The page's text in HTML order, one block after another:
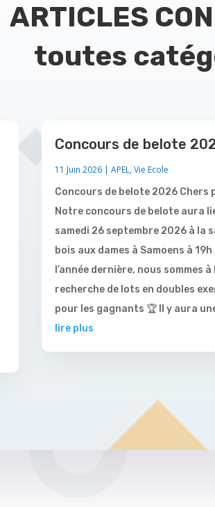
ARTICLES
toutes
Concours de belote
11 Juin 2026| APEL,Vie Ecole
Concours de belote 2026 Chers
Notre concours de belote aura
samedi 26 septembre 2026 à la
bois aux dames à Samoens à 19h
l’année dernière, nous sommes à
recherche de lots en doubles
pour les gagnants 🏆 Il y aura
lire plus